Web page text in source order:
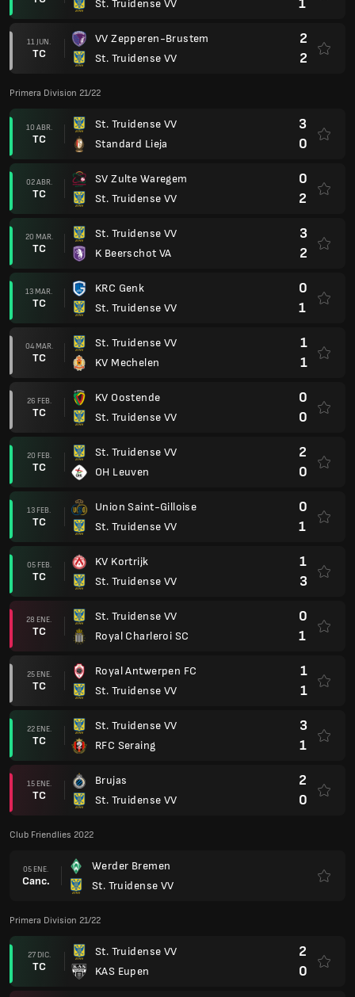
St. Truidense VV
1
11 JUN.
TC
VV Zepperen-Brustem
St. Truidense VV
2
2
Primera Division 21/22
10 ABR.
TC
St. Truidense VV
Standard Lieja
3
0
02 ABR.
TC
SV Zulte Waregem
St. Truidense VV
0
2
20 MAR.
TC
St. Truidense VV
K Beerschot VA
3
2
13 MAR.
TC
KRC Genk
St. Truidense VV
0
1
04 MAR.
TC
St. Truidense VV
KV Mechelen
1
1
26 FEB.
TC
KV Oostende
St. Truidense VV
0
0
20 FEB.
TC
St. Truidense VV
OH Leuven
2
0
13 FEB.
TC
Union Saint-Gilloise
St. Truidense VV
0
1
05 FEB.
TC
KV Kortrijk
St. Truidense VV
1
3
28 ENE.
TC
St. Truidense VV
Royal Charleroi SC
0
1
25 ENE.
TC
Royal Antwerpen FC
St. Truidense VV
1
1
22 ENE.
TC
St. Truidense VV
RFC Seraing
3
1
15 ENE.
TC
Brujas
St. Truidense VV
2
0
Club Friendlies 2022
05 ENE.
Canc.
Werder Bremen
St. Truidense VV
Primera Division 21/22
27 DIC.
TC
St. Truidense VV
KAS Eupen
2
0